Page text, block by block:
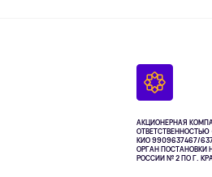
АКЦИОНЕРНАЯ
ОТВЕТСТВЕННОСТЬЮ
КИО 9909637467/
ОРГАН ПОСТАНОВКИ
РОССИИ № 2 ПО Г.